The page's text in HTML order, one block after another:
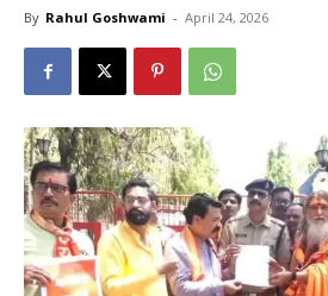
By Rahul Goshwami - April 24, 2026